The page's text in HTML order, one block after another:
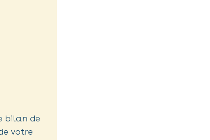
bilan de
votre